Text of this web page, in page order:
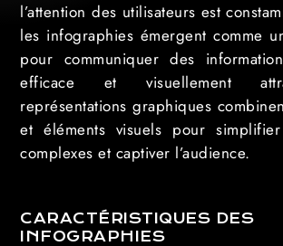
l’attention des utilisateurs est
les infographies émergent comme
pour communiquer des
efficace et visuellement
représentations graphiques
et éléments visuels pour
complexes et captiver l’audience.
CARACTÉRISTIQUES DES
INFOGRAPHIES